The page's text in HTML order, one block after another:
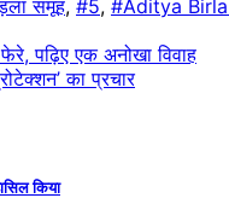
समूह, #5, #Aditya
पढ़िए एक अनोखा विवाह
का प्रचार
किया